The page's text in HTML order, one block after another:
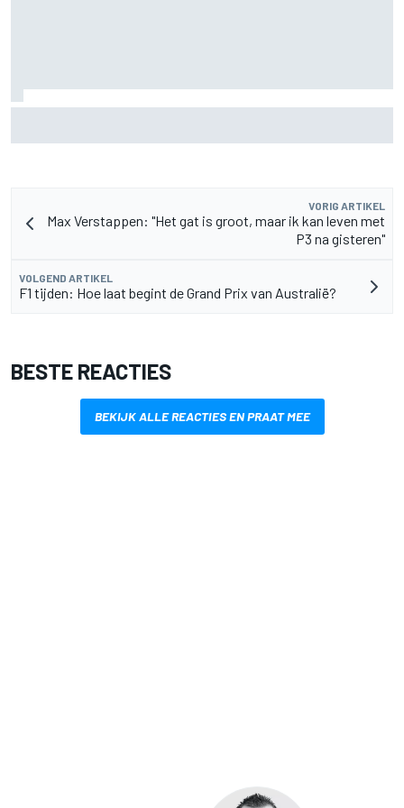
VORIG ARTIKEL
Max Verstappen: "Het gat is groot, maar ik kan leven met
P3 na gisteren"
VOLGEND ARTIKEL
F1 tijden: Hoe laat begint de Grand Prix van Australië?
BESTE REACTIES
BEKIJK ALLE REACTIES EN PRAAT MEE